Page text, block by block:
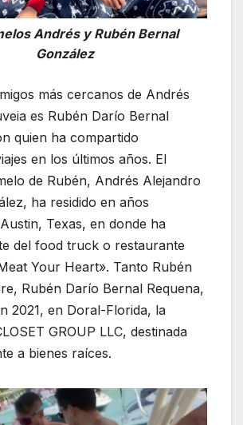
Andrés y Rubén Bernal
González
más cercanos de Andrés
es Rubén Darío Bernal
quien ha compartido
en los últimos años. El
de Rubén, Andrés Alejandro
ha residido en años
Texas, en donde ha
del food truck o restaurante
Your Heart». Tanto Rubén
Rubén Darío Bernal Requena,
2021, en Doral-Florida, la
GROUP LLC, destinada
a bienes raíces.